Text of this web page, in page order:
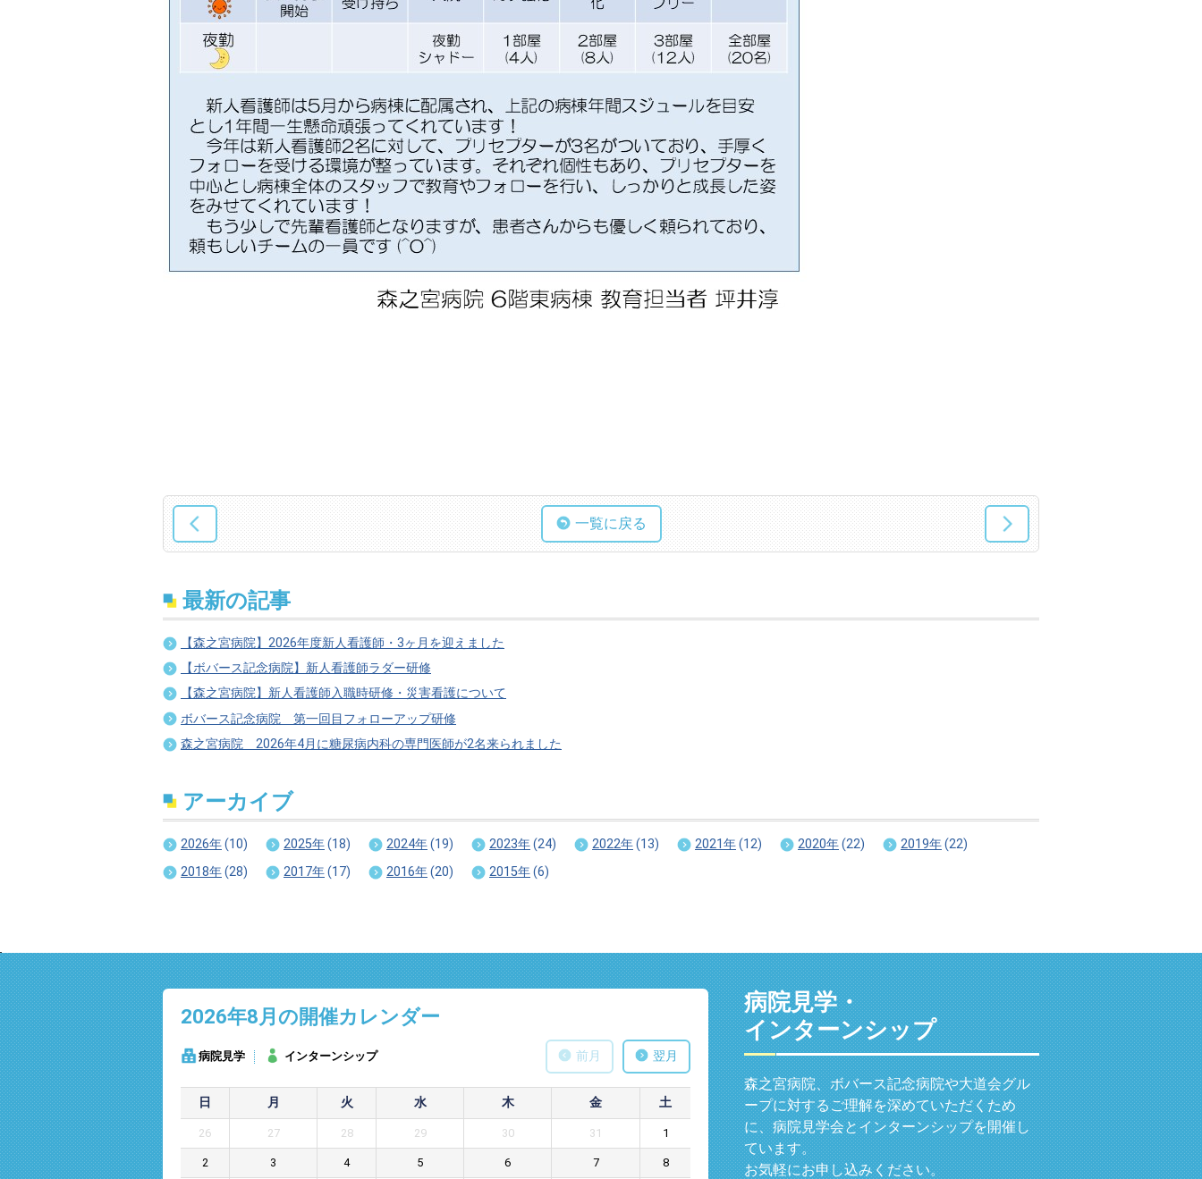
一覧に戻る
最新の記事
【森之宮病院】2026年度新人看護師・3ヶ月を迎えました
【ボバース記念病院】新人看護師ラダー研修
【森之宮病院】新人看護師入職時研修・災害看護について
ボバース記念病院 第一回目フォローアップ研修
森之宮病院 2026年4月に糖尿病内科の専門医師が2名来られました
アーカイブ
2026年(10) 2025年(18) 2024年(19) 2023年(24) 2022年(13) 2021年(12) 2020年(22) 2019年(22)
2018年(28) 2017年(17) 2016年(20) 2015年(6)
2026年8月の開催カレンダー
病院見学 インターンシップ 前月 翌月
日 月 火 水 木 金 土
26 27 28 29 30 31 1
2 3 4 5 6 7 8
病院見学・
インターンシップ
森之宮病院、ボバース記念病院や大道会グル
ープに対するご理解を深めていただくため
に、病院見学会とインターンシップを開催し
ています。
お気軽にお申し込みください。